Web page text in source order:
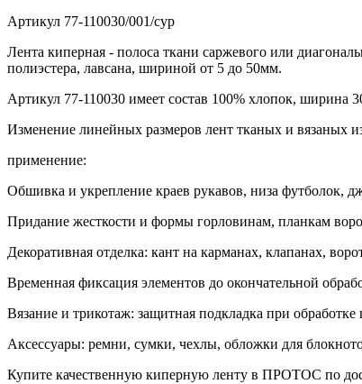
Артикул 77-110030/001/сур
Лента киперная - полоса ткани саржевого или
полиэстера, лавсана, шириной от 5 до 50мм.
Артикул 77-110030 имеет состав 100% хлопок, ширина
Изменение линейных размеров лент тканых и вязаных
применение:
Обшивка и укрепление краев рукавов, низа футболок,
Придание жесткости и формы горловинам, планкам
Декоративная отделка: кант на карманах, клапанах,
Временная фиксация элементов до окончательной
Вязание и трикотаж: защитная подкладка при
Аксессуары: ремни, сумки, чехлы, обложки для
Купите качественную киперную ленту в ПРОТОС по